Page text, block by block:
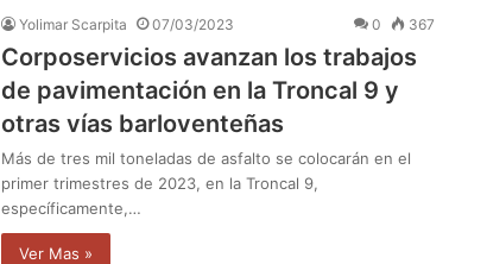
Yolimar Scarpita 07/03/2023 0 367
Corposervicios avanzan los trabajos
de pavimentación en la Troncal 9 y
otras vías barloventeñas
Más de tres mil toneladas de asfalto se colocarán en el
primer trimestres de 2023, en la Troncal 9,
específicamente,…
Ver Mas »